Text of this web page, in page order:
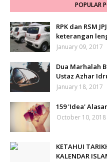
POPULAR
RPK dan RSM
keterangan
January 09, 2017
Dua Marhalah
Ustaz Azhar
January 18, 2017
159 'Idea'
October 10, 2018
KETAHUI
KALENDAR